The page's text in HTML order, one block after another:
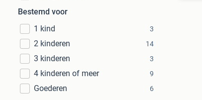
Bestemd voor
1 kind
3
2 kinderen 14
3 kinderen 3
4 kinderen of meer 9
Goederen 6